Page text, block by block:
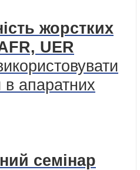
жорстких
UER
в апаратних
семінар